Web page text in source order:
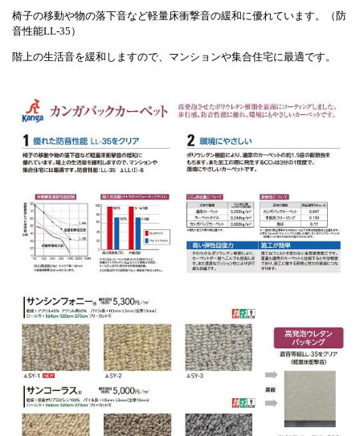
椅子の移動や物の落下音など軽量床衝撃音の緩和に優れています。（防
音性能LL-35）
階上の生活音を緩和しますので、マンションや集合住宅に最適です。